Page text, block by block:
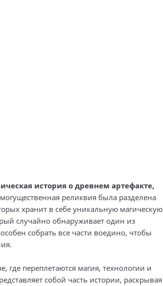
история о древнем артефакте,
реликвия была разделена
хранит в себе уникальную магическую
случайно обнаруживает один из
собрать все части воедино, чтобы
где переплетаются магия, технологии и
собой часть истории, раскрывая